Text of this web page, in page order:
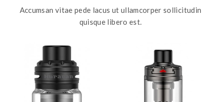
Accumsan vitae pede lacus ut ullamcorper sollicitudin
quisque libero est.